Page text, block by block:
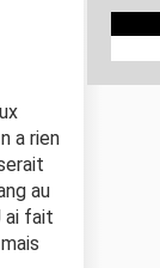
a rien
au
ai fait